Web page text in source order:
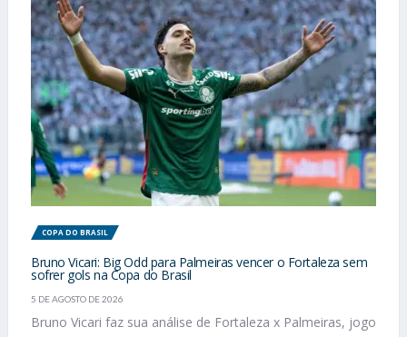
COPA DO BRASIL
Bruno Vicari: Big Odd para Palmeiras vencer o Fortaleza sem
sofrer gols na Copa do Brasil
5 DE AGOSTO DE 2026
Bruno Vicari faz sua análise de Fortaleza x Palmeiras, jogo